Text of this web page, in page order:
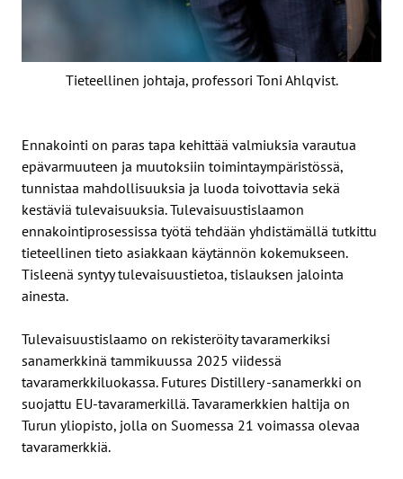
Tieteellinen johtaja, professori Toni Ahlqvist.
Ennakointi on paras tapa kehittää valmiuksia varautua
epävarmuuteen ja muutoksiin toimintaympäristössä,
tunnistaa mahdollisuuksia ja luoda toivottavia sekä
kestäviä tulevaisuuksia. Tulevaisuustislaamon
ennakointiprosessissa työtä tehdään yhdistämällä tutkittu
tieteellinen tieto asiakkaan käytännön kokemukseen.
Tisleenä syntyy tulevaisuustietoa, tislauksen jalointa
ainesta.
Tulevaisuustislaamo on rekisteröity tavaramerkiksi
sanamerkkinä tammikuussa 2025 viidessä
tavaramerkkiluokassa. Futures Distillery -sanamerkki on
suojattu EU-tavaramerkillä. Tavaramerkkien haltija on
Turun yliopisto, jolla on Suomessa 21 voimassa olevaa
tavaramerkkiä.